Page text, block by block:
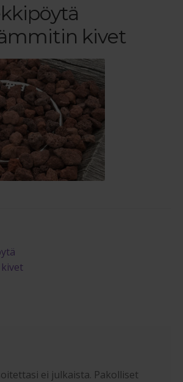
kivet
ei julkaista. Pakolliset